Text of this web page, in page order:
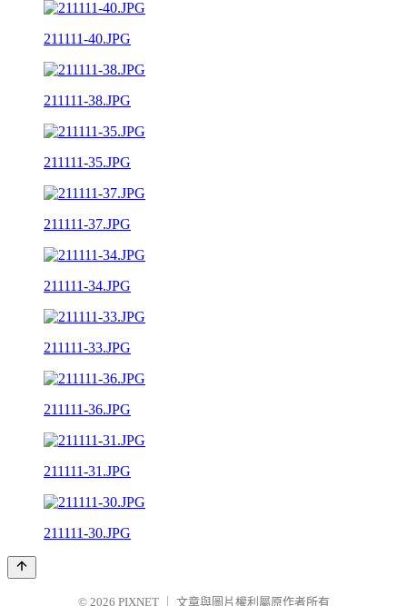
211111-40.JPG
211111-38.JPG
211111-35.JPG
211111-37.JPG
211111-34.JPG
211111-33.JPG
211111-36.JPG
211111-31.JPG
211111-30.JPG
© 2026 PIXNET 文章與圖片權利屬原作者所有